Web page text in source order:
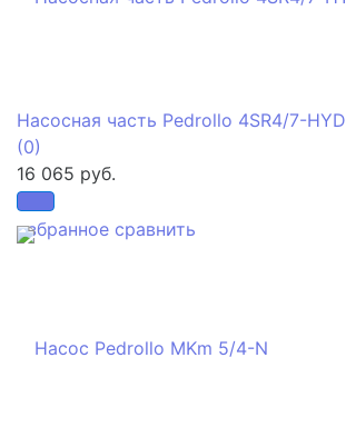
избранное сравнить
Насосная часть Pedrollo 4SR4/7-HYD
(0)
16 065 руб.